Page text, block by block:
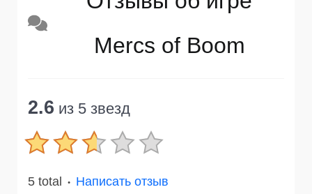
Mercs of Boom
2.6 из 5 звезд
5 total ● Написать отзыв